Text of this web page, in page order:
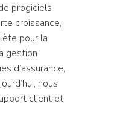
progiciels
croissance,
pour la
gestion
d’assurance,
nous
client et